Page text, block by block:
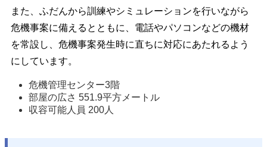
また、ふだんから訓練やシミュレーションを行いながら
危機事案に備えるとともに、電話やパソコンなどの機材
を常設し、危機事案発生時に直ちに対応にあたれるよう
にしています。
危機管理センター3階
部屋の広さ 551.9平方メートル
収容可能人員 200人